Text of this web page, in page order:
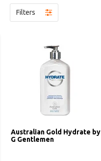
Filters
Australian Gold Hydrate by
G Gentlemen